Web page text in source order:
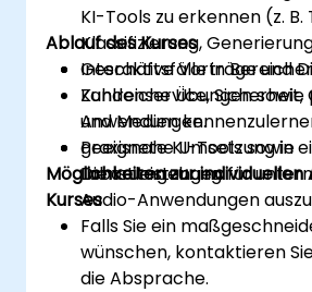
KI-Tools zu erkennen (z.
Klassifizierung,
Geschäftsfälle in
Kundenservice,
und Medien
geeignete KI-Tools sowie
Dienstleistungen für
Audio-Anwendungen
Ablauf des Kurses
Interaktive Vorträge und
Zahlreiche Übungen
Anwendungen.
Praxisnahe Umsetzung in
Laborumgebung.
Möglichkeiten zur individuellen
Kurses
Falls Sie ein
wünschen, kontaktieren
die Absprache.